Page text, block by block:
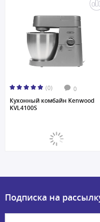
(0) 0
Кухонный комбайн Kenwood
KVL4100S
Подписка на